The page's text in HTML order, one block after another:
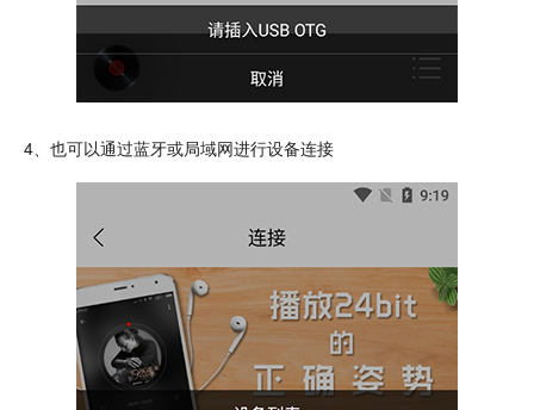
4、也可以通过蓝牙或局域网进行设备连接